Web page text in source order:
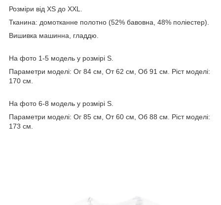
Розміри від XS до ХХL.
Тканина: домотканне полотно (52% бавовна, 48% поліестер).
Вишивка машинна, гладдю.
На фото 1-5 модель у розмірі S.
Параметри моделі: Ог 84 см, От 62 см, Об 91 см. Ріст моделі:
170 см.
На фото 6-8 модель у розмірі S.
Параметри моделі: Ог 85 см, От 60 см, Об 88 см. Ріст моделі:
173 см.